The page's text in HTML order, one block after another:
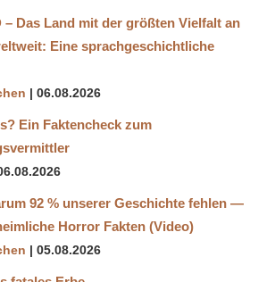
– Das Land mit der größten Vielfalt an
Eine sprachgeschichtliche
06.08.2026
Ein Faktencheck zum
92 % unserer Geschichte fehlen —
Horror Fakten (Video)
05.08.2026